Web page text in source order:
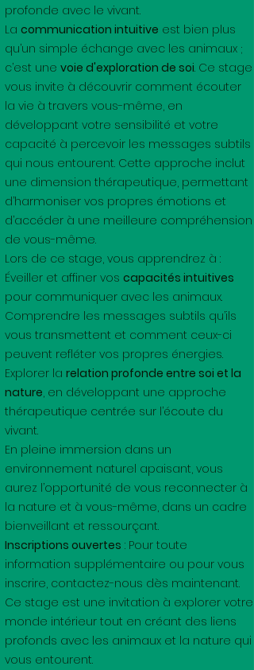
profonde avec le vivant.
La communication intuitive est bien plus
qu’un simple échange avec les animaux ;
c’est une voie d'exploration de soi. Ce stage
vous invite à découvrir comment écouter
la vie à travers vous-même, en
développant votre sensibilité et votre
capacité à percevoir les messages subtils
qui nous entourent. Cette approche inclut
une dimension thérapeutique, permettant
d’harmoniser vos propres émotions et
d’accéder à une meilleure compréhension
de vous-même.
Lors de ce stage, vous apprendrez à :
Éveiller et affiner vos capacités intuitives
pour communiquer avec les animaux.
Comprendre les messages subtils qu’ils
vous transmettent et comment ceux-ci
peuvent refléter vos propres énergies.
Explorer la relation profonde entre soi et la
nature, en développant une approche
thérapeutique centrée sur l’écoute du
vivant.
En pleine immersion dans un
environnement naturel apaisant, vous
aurez l’opportunité de vous reconnecter à
la nature et à vous-même, dans un cadre
bienveillant et ressourçant.
Inscriptions ouvertes : Pour toute
information supplémentaire ou pour vous
inscrire, contactez-nous dès maintenant.
Ce stage est une invitation à explorer votre
monde intérieur tout en créant des liens
profonds avec les animaux et la nature qui
vous entourent.